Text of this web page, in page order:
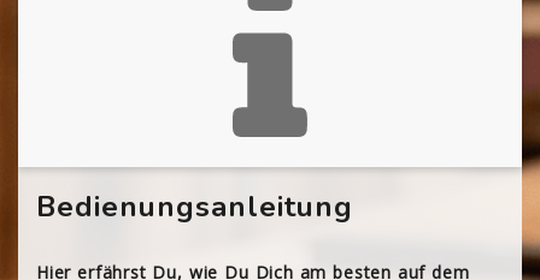
Bedienungsanleitung
Hier erfährst Du, wie Du Dich am besten auf dem